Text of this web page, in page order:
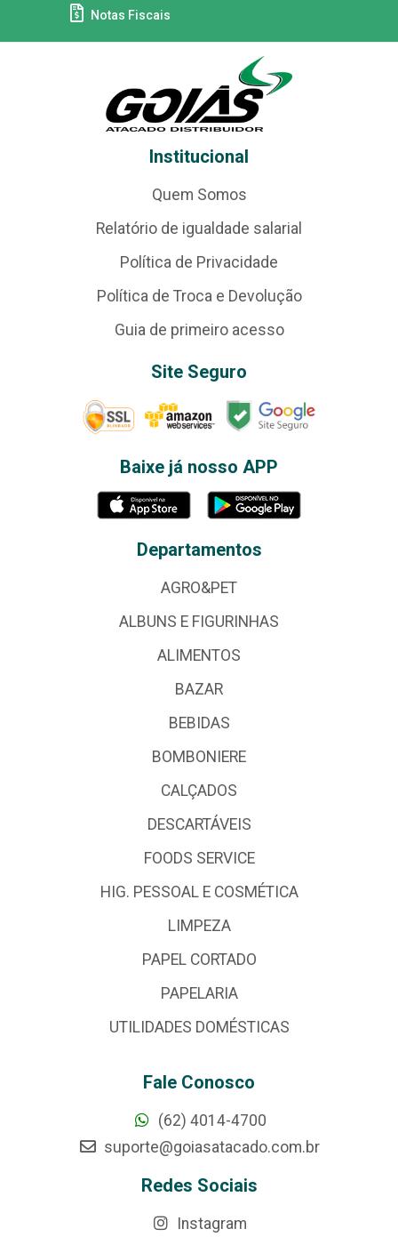
Notas Fiscais
Institucional
Quem Somos
Relatório de igualdade salarial
Política de Privacidade
Política de Troca e Devolução
Guia de primeiro acesso
Site Seguro
Baixe já nosso APP
Departamentos
AGRO&PET
ALBUNS E FIGURINHAS
ALIMENTOS
BAZAR
BEBIDAS
BOMBONIERE
CALÇADOS
DESCARTÁVEIS
FOODS SERVICE
HIG. PESSOAL E COSMÉTICA
LIMPEZA
PAPEL CORTADO
PAPELARIA
UTILIDADES DOMÉSTICAS
Fale Conosco
(62) 4014-4700
suporte@goiasatacado.com.br
Redes Sociais
Instagram